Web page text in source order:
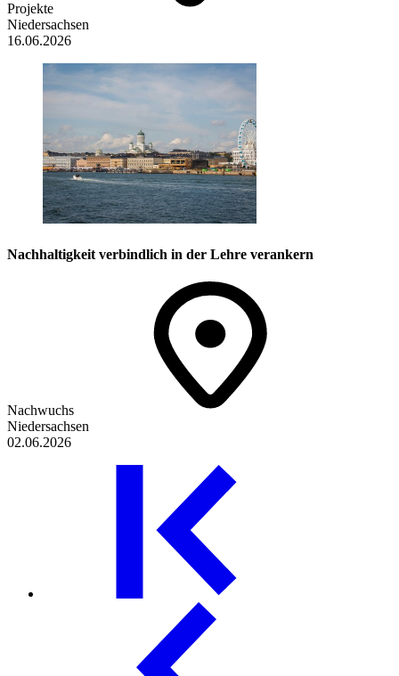
Projekte
Niedersachsen
16.06.2026
Nachhaltigkeit verbindlich in der Lehre verankern
Nachwuchs
Niedersachsen
02.06.2026